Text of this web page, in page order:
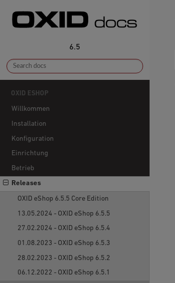
6.5
OXID ESHOP
Willkommen
Installation
Konfiguration
Einrichtung
Betrieb
Releases
OXID eShop 6.5.5 Core Edition
13.05.2024 - OXID eShop 6.5.5
27.02.2024 - OXID eShop 6.5.4
01.08.2023 - OXID eShop 6.5.3
28.02.2023 - OXID eShop 6.5.2
06.12.2022 - OXID eShop 6.5.1